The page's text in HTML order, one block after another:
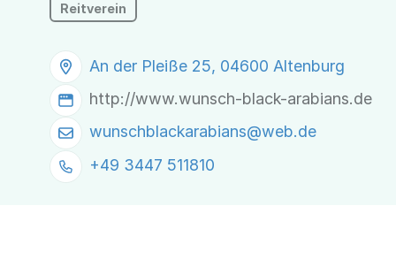
Reitverein
An der Pleiße 25, 04600 Altenburg
http://www.wunsch-black-arabians.de
wunschblackarabians@web.de
+49 3447 511810